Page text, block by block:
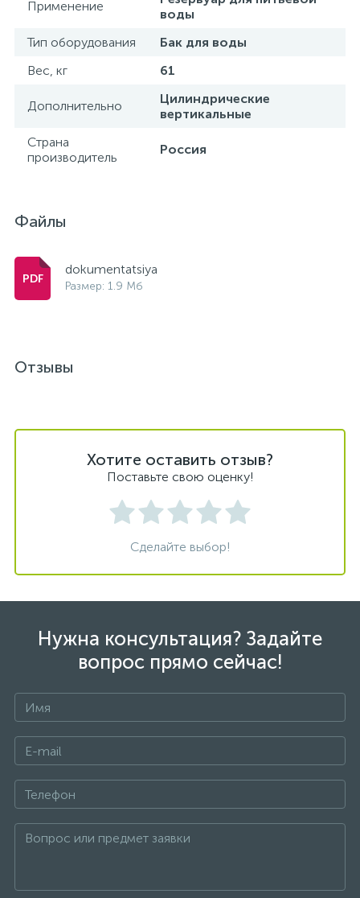
Применение
воды
Тип оборудования
Бак для воды
Вес, кг
61
Дополнительно
Цилиндрические
вертикальные
Страна
производитель
Россия
Файлы
dokumentatsiya
Размер: 1.9 Мб
Отзывы
Хотите оставить отзыв?
Поставьте свою оценку!
Сделайте выбор!
Нужна консультация? Задайте
вопрос прямо сейчас!